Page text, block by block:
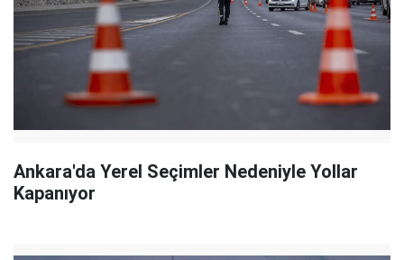
Ankara'da Yerel Seçimler Nedeniyle Yollar
Kapanıyor